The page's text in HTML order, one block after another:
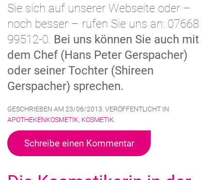
Sie sich auf unserer Webseite oder –
noch besser – rufen Sie uns an: 07668
99512-0. Bei uns können Sie auch mit
dem Chef (Hans Peter Gerspacher)
oder seiner Tochter (Shireen
Gerspacher) sprechen.
GESCHRIEBEN AM 23/06/2013 . VERÖFFENTLICHT IN
APOTHEKENKOSMETIK, KOSMETIK
Schreibe einen Kommentar